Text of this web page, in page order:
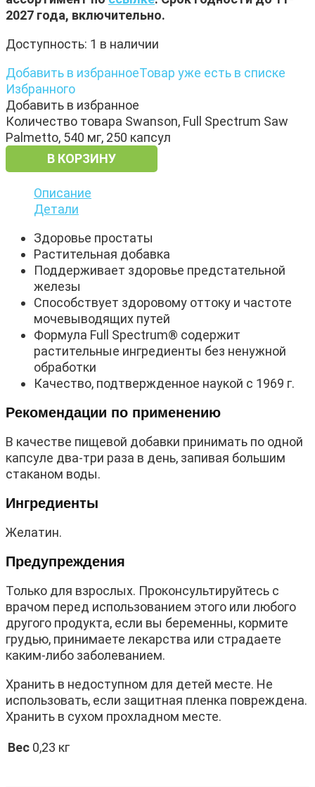
2027 года, включительно.
Доступность: 1 в наличии
Добавить в избранноеТовар уже есть в списке
Избранного
Добавить в избранное
Количество товара Swanson, Full Spectrum Saw
Palmetto, 540 мг, 250 капсул
В КОРЗИНУ
Описание
Детали
Здоровье простаты
Растительная добавка
Поддерживает здоровье предстательной
железы
Способствует здоровому оттоку и частоте
мочевыводящих путей
Формула Full Spectrum® содержит
растительные ингредиенты без ненужной
обработки
Качество, подтвержденное наукой с 1969 г.
Рекомендации по применению
В качестве пищевой добавки принимать по одной
капсуле два-три раза в день, запивая большим
стаканом воды.
Ингредиенты
Желатин.
Предупреждения
Только для взрослых. Проконсультируйтесь с
врачом перед использованием этого или любого
другого продукта, если вы беременны, кормите
грудью, принимаете лекарства или страдаете
каким-либо заболеванием.
Хранить в недоступном для детей месте. Не
использовать, если защитная пленка повреждена.
Хранить в сухом прохладном месте.
Вес 0,23 кг